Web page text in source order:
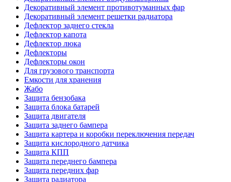
Декоративный элемент противотуманных фар
Декоративный элемент решетки радиатора
Дефлектор заднего стекла
Дефлектор капота
Дефлектор люка
Дефлекторы
Дефлекторы окон
Для грузового транспорта
Емкости для хранения
Жабо
Защита бензобака
Защита блока батарей
Защита двигателя
Защита заднего бампера
Защита картера и коробки переключения передач
Защита кислородного датчика
Защита КПП
Защита переднего бампера
Защита передних фар
Защита радиатора